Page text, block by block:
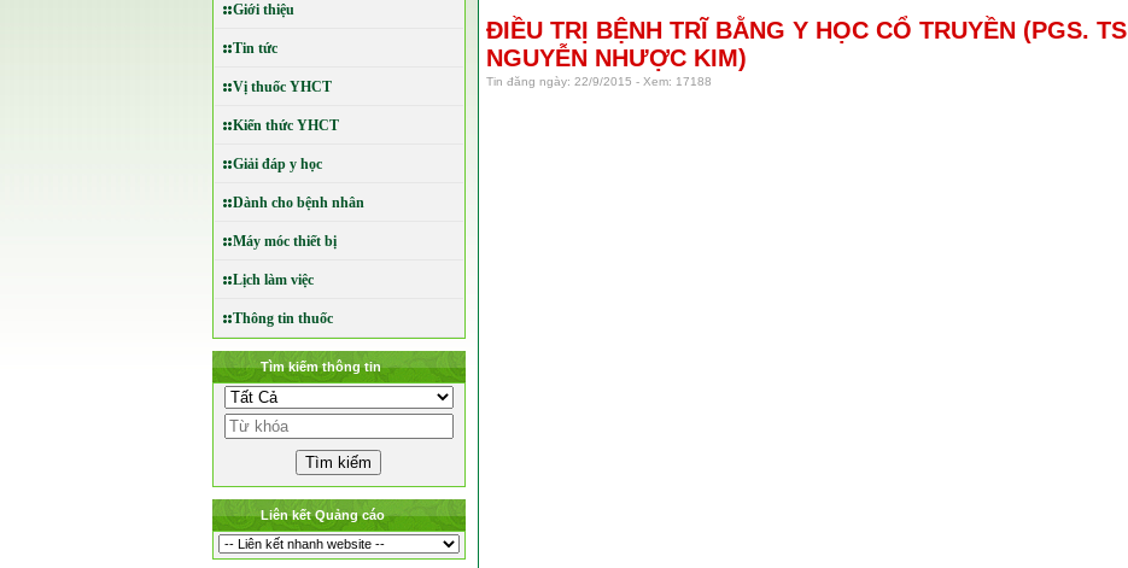
Giới thiệu
Tin tức
Vị thuốc YHCT
Kiến thức YHCT
Giải đáp y học
Dành cho bệnh nhân
Máy móc thiết bị
Lịch làm việc
Thông tin thuốc
Tìm kiếm thông tin
Liên kết Quảng cáo
ĐIỀU TRỊ BỆNH TRĨ BẰNG Y HỌC CỔ TRUYỀN (PGS. TS
NGUYỄN NHƯỢC KIM)
Tin đăng ngày: 22/9/2015 - Xem: 17188